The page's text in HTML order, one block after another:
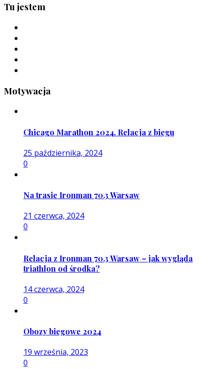
Tu jestem
Motywacja
Chicago Marathon 2024. Relacja z biegu
25 października, 2024
0
Na trasie Ironman 70.3 Warsaw
21 czerwca, 2024
0
Relacja z Ironman 70.3 Warsaw – jak wygląda
triathlon od środka?
14 czerwca, 2024
0
Obozy biegowe 2024
19 września, 2023
0